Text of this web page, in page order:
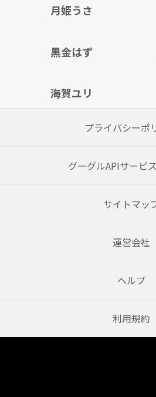
月姫うさ
黒金はず
海賀ユリ
プライバシーポ
グーグルAPIサービ
サイトマッ
運営会社
ヘルプ
利用規約